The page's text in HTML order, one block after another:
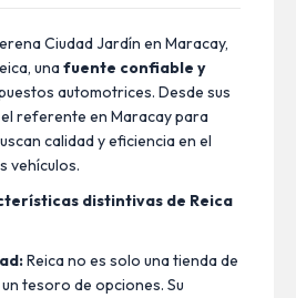
Ciudad Jardín en Maracay,
unafuente confiable y
automotrices. Desde sus
el referente en Maracay para
calidad y eficiencia en el
vehículos.
distintivas de Reica
Reica no es solo una tienda de
tesoro de opciones. Su